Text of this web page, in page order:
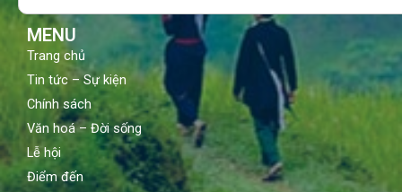
MENU
Trang chủ
Tin tức – Sự kiện
Chính sách
Văn hoá – Đời sống
Lễ hội
Điểm đến